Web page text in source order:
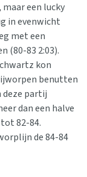
een lucky
in evenwicht
met een
(80-83 2:03).
kon
benutten
deze partij
dan een halve
82-84.
de 84-84